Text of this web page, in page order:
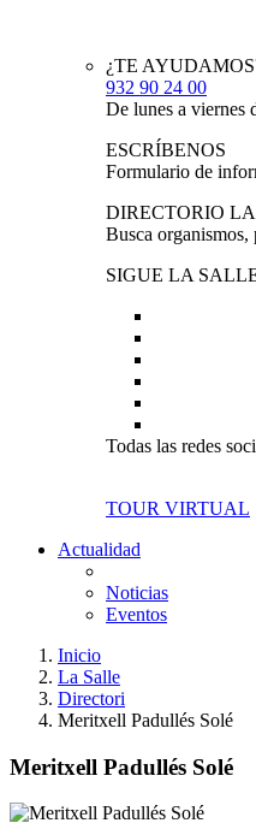
¿TE
932 90 24 00
De lunes a viernes
ESCRÍBENOS
Formulario de
DIRECTORIO
Busca
SIGUE LA
Todas las redes
TOUR VIRTUAL
Actualidad
Noticias
Eventos
Inicio
La Salle
Directori
Meritxell Padullés Solé
Meritxell Padullés Solé